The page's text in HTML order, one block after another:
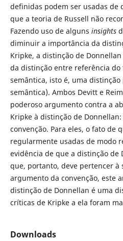
definidas podem ser usadas de
que a teoria de Russell não
Fazendo uso de alguns insights
diminuir a importância da
Kripke, a distinção de
da distinção entre referência
semântica, isto é, uma
semântica). Ambos Devitt e
poderoso argumento contra a
Kripke à distinção de
convenção. Para eles, o fato de
regularmente usadas de modo
evidência de que a distinção de
que, portanto, deve pertencer à
argumento da convenção, este
distinção de Donnellan é uma
críticas de Kripke a ela foram
Downloads